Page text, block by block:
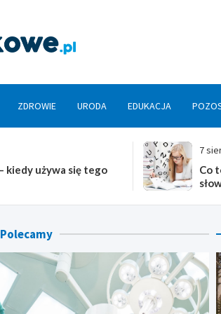
ZDROWIE URODA EDUKACJA
Co to znaczy lowkey – kiedy używa się tego
Polecamy